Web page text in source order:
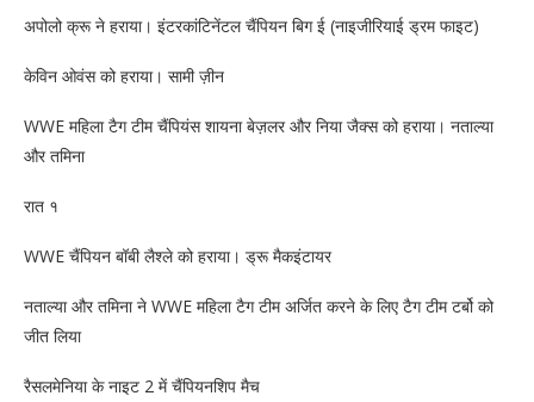
अपोलो क्रू ने हराया। इंटरकांटिनेंटल चैंपियन बिग ई (नाइजीरियाई ड्रम फाइट)
केविन ओवंस को हराया। सामी ज़ीन
WWE महिला टैग टीम चैंपियंस शायना बेज़लर और निया जैक्स को हराया। नताल्या
और तमिना
रात १
WWE चैंपियन बॉबी लैश्ले को हराया। ड्रू मैकइंटायर
नताल्या और तमिना ने WWE महिला टैग टीम अर्जित करने के लिए टैग टीम टर्बो को
जीत लिया
रैसलमेनिया के नाइट 2 में चैंपियनशिप मैच